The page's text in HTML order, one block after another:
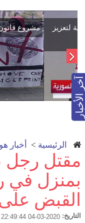
آخر الأخبار
اتفاق تاريخي: دمج
الرئيسية > أخبار
مقتل رجل
بمنزل في
القبض
التاريخ: